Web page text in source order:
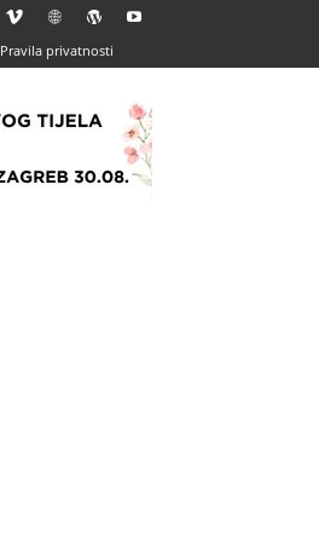
Pravila privatnosti